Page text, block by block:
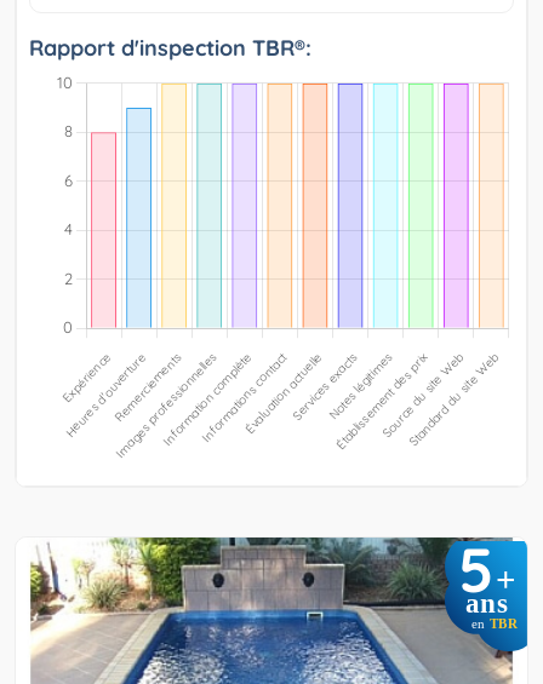
Rapport d'inspection TBR®:
5+
ans
en TBR